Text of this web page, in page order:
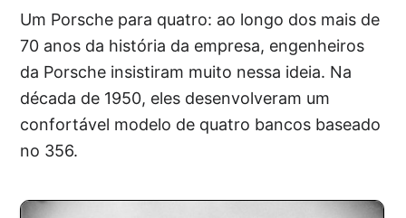
Um Porsche para quatro: ao longo dos mais de
70 anos da história da empresa, engenheiros
da Porsche insistiram muito nessa ideia. Na
década de 1950, eles desenvolveram um
confortável modelo de quatro bancos baseado
no 356.